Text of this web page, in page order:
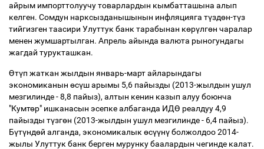
айрым импорттолуучу товарлардын кымбатташына алып
келген. Сомдун нарксызданышынын инфляцияга түздөн-түз
тийгизген таасири Улуттук банк тарабынан көрүлгөн чаралар
менен жумшартылган. Апрель айында валюта рыногундагы
жагдай турукташкан.
Өтүп жаткан жылдын январь-март айларындагы
экономиканын өсүш арымы 5,6 пайызды (2013-жылдын ушул
мезгилинде - 8,8 пайыз), алтын кенин казып алуу боюнча
"Кумтөр" ишканасын эсепке албаганда ИДӨ реалдуу 4,9
пайызды түзгөн (2013-жылдын ушул мезгилинде - 6,4 пайыз).
Бүтүндөй алганда, экономикалык өсүүнүболжолдоо 2014-
жылы Улуттук банк берген мурунку баалардын чегинде калат.